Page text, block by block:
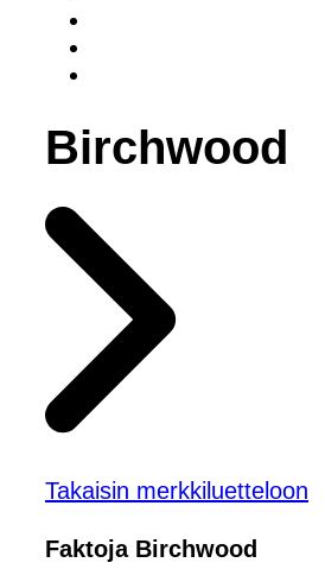
Birchwood
Takaisin merkkiluetteloon
Faktoja Birchwood